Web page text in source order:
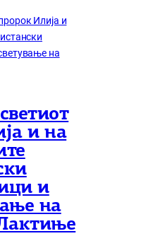
и на
и
на